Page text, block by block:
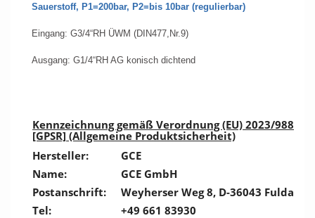
Sauerstoff, P1=200bar, P2=bis 10bar (regulierbar)
Eingang: G3/4“RH ÜWM (DIN477,Nr.9)
Ausgang: G1/4“RH AG konisch dichtend
Kennzeichnung gemäß Verordnung (EU) 2023/988
[GPSR] (Allgemeine Produktsicherheit)
Hersteller:
GCE
Name:
GCE GmbH
Postanschrift:
Weyherser Weg 8, D-36043 Fulda
Tel:
+49 661 83930